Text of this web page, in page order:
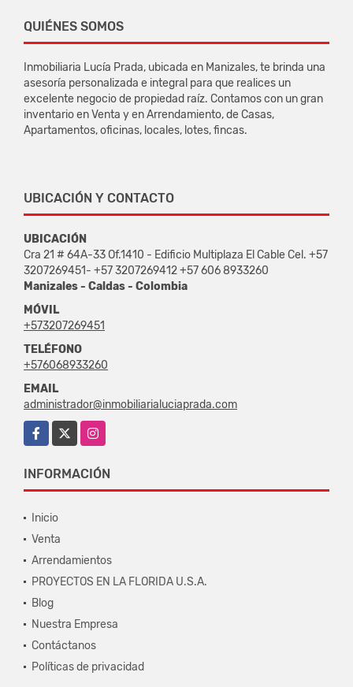
QUIÉNES SOMOS
Inmobiliaria Lucía Prada, ubicada en Manizales, te brinda una
asesoría personalizada e integral para que realices un
excelente negocio de propiedad raíz. Contamos con un gran
inventario en Venta y en Arrendamiento, de Casas,
Apartamentos, oficinas, locales, lotes, fincas.
UBICACIÓN Y CONTACTO
UBICACIÓN
Cra 21 # 64A-33 Of.1410 - Edificio Multiplaza El Cable Cel. +57
3207269451- +57 3207269412 +57 606 8933260
Manizales - Caldas - Colombia
MÓVIL
+573207269451
TELÉFONO
+576068933260
EMAIL
administrador@inmobiliarialuciaprada.com
Facebook
Instagram
INFORMACIÓN
Inicio
Venta
Arrendamientos
PROYECTOS EN LA FLORIDA U.S.A.
Blog
Nuestra Empresa
Contáctanos
Políticas de privacidad